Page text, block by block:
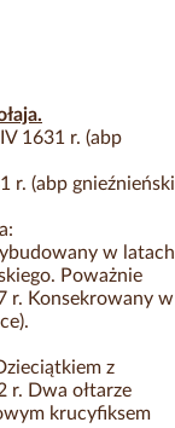
1631 r. (abp
r. (abp gnieźnieński
w latach
Poważnie
r. Konsekrowany w
z
r. Dwa ołtarze
krucyfiksem